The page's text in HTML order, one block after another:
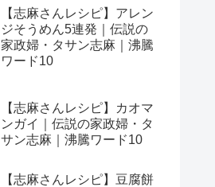
【志麻さんレシピ】アレン
ジそうめん5連発｜伝説の
家政婦・タサン志麻｜沸騰
ワード10
【志麻さんレシピ】カオマ
ンガイ｜伝説の家政婦・タ
サン志麻｜沸騰ワード10
【志麻さんレシピ】豆腐餅